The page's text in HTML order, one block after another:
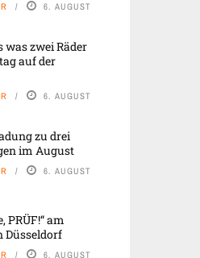
6. AUGUST
was zwei Räder
auf der
6. AUGUST
zu drei
im August
6. AUGUST
PRÜF!“ am
Düsseldorf
6. AUGUST